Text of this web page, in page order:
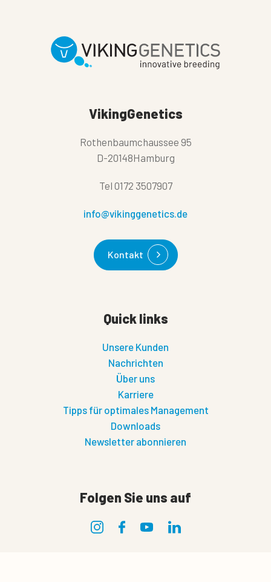
VikingGenetics
Rothenbaumchaussee 95
D-20148Hamburg
Tel 0172 3507907
info@vikinggenetics.de
Kontakt
Quick links
Unsere Kunden
Nachrichten
Über uns
Karriere
Tipps für optimales Management
Downloads
Newsletter abonnieren
Folgen Sie uns auf